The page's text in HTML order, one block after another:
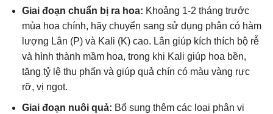
Giai đoạn chuẩn bị ra hoa: Khoảng 1-2 tháng trước
mùa hoa chính, hãy chuyển sang sử dụng phân có hàm
lượng Lân (P) và Kali (K) cao. Lân giúp kích thích bộ rễ
và hình thành mầm hoa, trong khi Kali giúp hoa bền,
tăng tỷ lệ thụ phấn và giúp quả chín có màu vàng rực
rỡ, vị ngọt.
Giai đoạn nuôi quả: Bổ sung thêm các loại phân vi